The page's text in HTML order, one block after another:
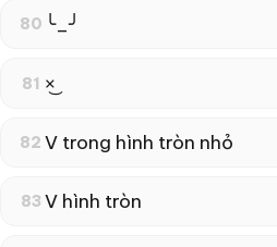
80 ╰_╯
81 ×͜
82 V trong hình tròn nhỏ
83 V hình tròn